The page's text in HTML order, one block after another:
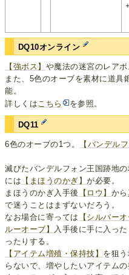
+
DQ10オンライン
【強ボス】 や魔法の迷宮のレア
また、5色のオーブを素材に道具
能。
詳しくは こちら を参照。
DQ11
6色のオーブの1つ。 【バンデル
滅びたバンデルフォン王国跡地
には 【まほうのかぎ】が必要。
まほうのかぎ入手後
【ロウ】 か
で迷うことはまずないだろう。
なお場合に寄っては
【シルバーオ
ルーオーブ】
入手後に手に入っ
ったりする。
【アイテム増殖・保持技】 を狙
らないで、増やしたいアイテム